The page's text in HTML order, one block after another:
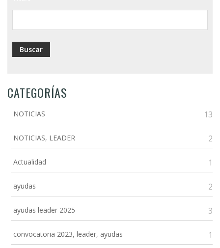
ayuda
a
la
CATEGORÍAS
NOTICIAS 13
NOTICIAS, LEADER 2
Actualidad 1
ayudas 2
ayudas leader 2025 3
convocatoria 2023, leader, ayudas 1